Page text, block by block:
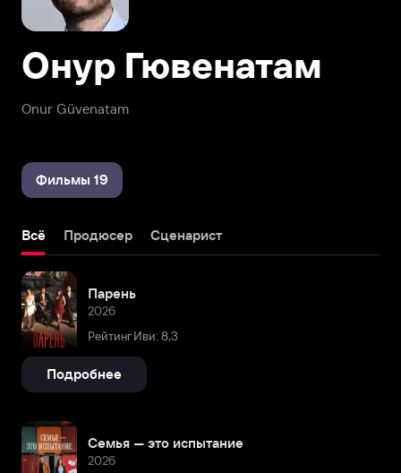
Onur Güvenatam
Онур Гювенатам
Фильмы 19
Всё Продюсер Сценарист
Парень
2026
Рейтинг Иви: 8,3
Подробнее
Семья — это испытание
2026